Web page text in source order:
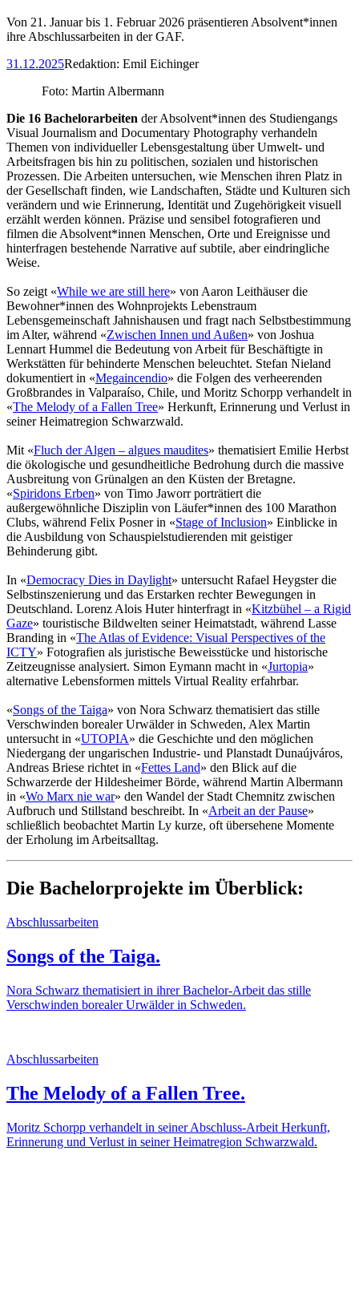
Von 21. Januar bis 1. Februar 2026 präsentieren Absolvent*innen
ihre Abschlussarbeiten in der GAF.
31.12.2025Redaktion: Emil Eichinger
Foto: Martin Albermann
Die 16 Bachelorarbeiten der Absolvent*innen des Studiengangs
Visual Journalism and Documentary Photography verhandeln
Themen von individueller Lebensgestaltung über Umwelt- und
Arbeitsfragen bis hin zu politischen, sozialen und historischen
Prozessen. Die Arbeiten untersuchen, wie Menschen ihren Platz in
der Gesellschaft finden, wie Landschaften, Städte und Kulturen sich
verändern und wie Erinnerung, Identität und Zugehörigkeit visuell
erzählt werden können. Präzise und sensibel fotografieren und
filmen die Absolvent*innen Menschen, Orte und Ereignisse und
hinterfragen bestehende Narrative auf subtile, aber eindringliche
Weise.
So zeigt «While we are still here» von Aaron Leithäuser die
Bewohner*innen des Wohnprojekts Lebenstraum
Lebensgemeinschaft Jahnishausen und fragt nach Selbstbestimmung
im Alter, während «Zwischen Innen und Außen» von Joshua
Lennart Hummel die Bedeutung von Arbeit für Beschäftigte in
Werkstätten für behinderte Menschen beleuchtet. Stefan Nieland
dokumentiert in «Megaincendio» die Folgen des verheerenden
Großbrandes in Valparaíso, Chile, und Moritz Schorpp verhandelt in
«The Melody of a Fallen Tree» Herkunft, Erinnerung und Verlust in
seiner Heimatregion Schwarzwald.
Mit «Fluch der Algen – algues maudites» thematisiert Emilie Herbst
die ökologische und gesundheitliche Bedrohung durch die massive
Ausbreitung von Grünalgen an den Küsten der Bretagne.
«Spiridons Erben» von Timo Jaworr porträtiert die
außergewöhnliche Disziplin von Läufer*innen des 100 Marathon
Clubs, während Felix Posner in «Stage of Inclusion» Einblicke in
die Ausbildung von Schauspielstudierenden mit geistiger
Behinderung gibt.
In «Democracy Dies in Daylight» untersucht Rafael Heygster die
Selbstinszenierung und das Erstarken rechter Bewegungen in
Deutschland. Lorenz Alois Huter hinterfragt in «Kitzbühel – a Rigid
Gaze» touristische Bildwelten seiner Heimatstadt, während Lasse
Branding in «The Atlas of Evidence: Visual Perspectives of the
ICTY» Fotografien als juristische Beweisstücke und historische
Zeitzeugnisse analysiert. Simon Eymann macht in «Jurtopia»
alternative Lebensformen mittels Virtual Reality erfahrbar.
«Songs of the Taiga» von Nora Schwarz thematisiert das stille
Verschwinden borealer Urwälder in Schweden, Alex Martin
untersucht in «UTOPIA» die Geschichte und den möglichen
Niedergang der ungarischen Industrie- und Planstadt Dunaújváros,
Andreas Briese richtet in «Fettes Land» den Blick auf die
Schwarzerde der Hildesheimer Börde, während Martin Albermann
in «Wo Marx nie war» den Wandel der Stadt Chemnitz zwischen
Aufbruch und Stillstand beschreibt. In «Arbeit an der Pause»
schließlich beobachtet Martin Ly kurze, oft übersehene Momente
der Erholung im Arbeitsalltag.
Die Bachelorprojekte im Überblick:
Abschlussarbeiten
Songs of the Taiga.
Nora Schwarz thematisiert in ihrer Bachelor-Arbeit das stille
Verschwinden borealer Urwälder in Schweden.
Abschlussarbeiten
The Melody of a Fallen Tree.
Moritz Schorpp verhandelt in seiner Abschluss-Arbeit Herkunft,
Erinnerung und Verlust in seiner Heimatregion Schwarzwald.